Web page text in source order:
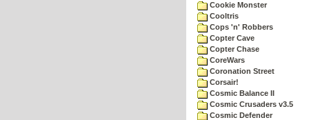
Cookie Monster
Cooltris
Cops 'n' Robbers
Copter Cave
Copter Chase
CoreWars
Coronation Street
Corsair!
Cosmic Balance II
Cosmic Crusaders v3.5
Cosmic Defender